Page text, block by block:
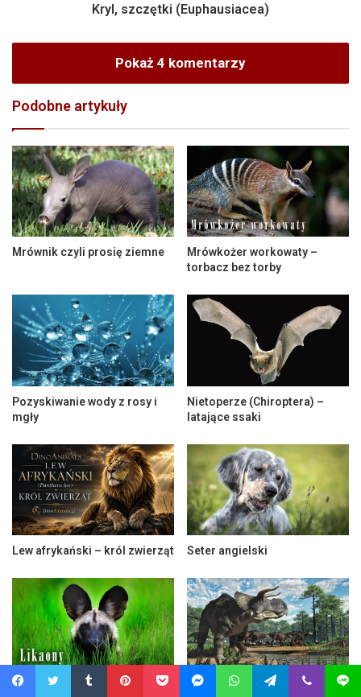
Kryl, szczętki (Euphausiacea)
Pokaż 4 komentarzy
Podobne artykuły
Mrównik czyli prosię ziemne
Mrówkożer workowaty –
torbacz bez torby
Pozyskiwanie wody z rosy i
mgły
Nietoperze (Chiroptera) –
latające ssaki
Lew afrykański – król zwierząt Seter angielski
Likaon, simir – afrykański
Nasutoceratops – niezwykły